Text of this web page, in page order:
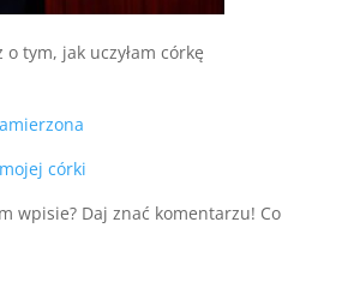
tym, jak uczyłam córkę
córki
wpisie? Daj znać komentarzu! Co